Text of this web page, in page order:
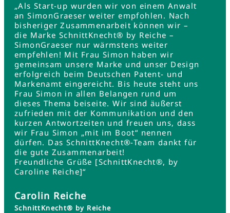
„Als Start-up wurden wir von einem Anwalt
an SimonGraeser weiter empfohlen. Nach
bisheriger Zusammenarbeit können wir –
die Marke SchnittKnecht® by Reiche –
SimonGraeser nur wärmstens weiter
empfehlen! Mit Frau Simon haben wir
gemeinsam unsere Marke und unser Design
erfolgreich beim Deutschen Patent- und
Markenamt eingereicht. Bis heute steht uns
Frau Simon in allen Belangen rund um
dieses Thema beiseite. Wir sind äußerst
zufrieden mit der Kommunikation und den
kurzen Antwortzeiten und freuen uns, dass
wir Frau Simon „mit im Boot“ nennen
dürfen. Das SchnittKnecht®-Team dankt für
die gute Zusammenarbeit!
Freundliche Grüße [SchnittKnecht®, by
Caroline Reiche]“
Carolin Reiche
SchnittKnecht® by Reiche